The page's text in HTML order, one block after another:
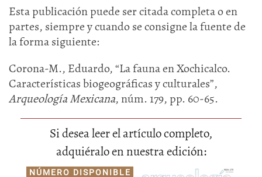
Esta publicación puede ser citada completa o en
partes, siempre y cuando se consigne la fuente de
la forma siguiente:
Corona-M., Eduardo, “La fauna en Xochicalco.
Características biogeográficas y culturales”,
Arqueología Mexicana, núm. 179, pp. 60-65.
Si desea leer el artículo completo,
adquiéralo en nuestra edición:
NÚMERO DISPONIBLE